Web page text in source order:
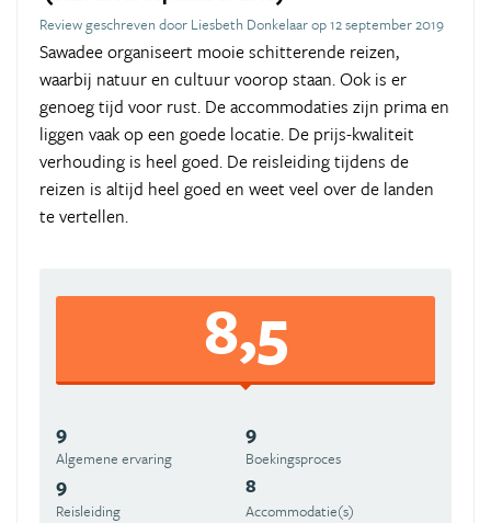
Review geschreven door Liesbeth Donkelaar op 12 september 2019
Sawadee organiseert mooie schitterende reizen,
waarbij natuur en cultuur voorop staan. Ook is er
genoeg tijd voor rust. De accommodaties zijn prima en
liggen vaak op een goede locatie. De prijs-kwaliteit
verhouding is heel goed. De reisleiding tijdens de
reizen is altijd heel goed en weet veel over de landen
te vertellen.
8,5
9
Algemene ervaring
9
Boekingsproces
9
Reisleiding
8
Accommodatie(s)